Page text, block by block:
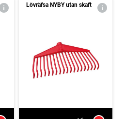
Lövräfsa NYBY utan skaft